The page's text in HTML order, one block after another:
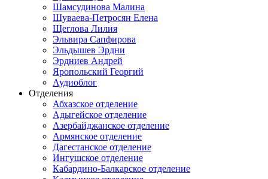
Шамсудинова Малина
Шуваева-Петросян Елена
Щеглова Лилия
Эльвира Сапфирова
Эльдышев Эрдни
Эрдниев Андрей
Яропольский Георгий
Аудиоблог
Отделения
Абхазское отделение
Адыгейское отделение
Азербайджанское отделение
Армянское отделение
Дагестанское отделение
Ингушское отделение
Кабардино-Балкарское отделение